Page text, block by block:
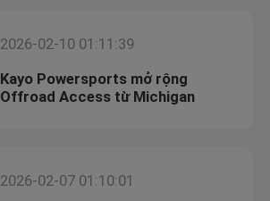
2026-02-10 01:11:39
Kayo Powersports mở rộng
Offroad Access từ Michigan
2026-02-07 01:10:01